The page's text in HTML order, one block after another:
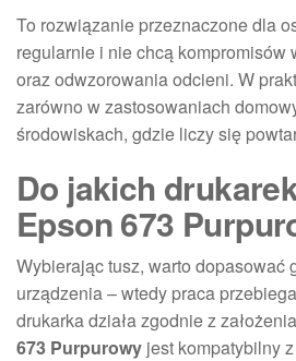
To rozwiązanie przeznaczone dla
regularnie i nie chcą kompromisów
oraz odwzorowania odcieni. W
zarówno w zastosowaniach
środowiskach, gdzie liczy się
Do jakich
Epson 673
Wybierając tusz, warto dopasować
urządzenia – wtedy praca
drukarka działa zgodnie z
673 Purpurowy jest kompatybilny